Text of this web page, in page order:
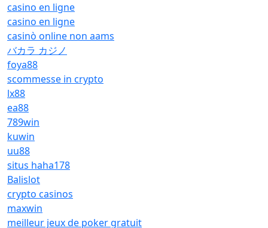
casino en ligne
casino en ligne
casinò online non aams
バカラ カジノ
foya88
scommesse in crypto
lx88
ea88
789win
kuwin
uu88
situs haha178
Balislot
crypto casinos
maxwin
meilleur jeux de poker gratuit